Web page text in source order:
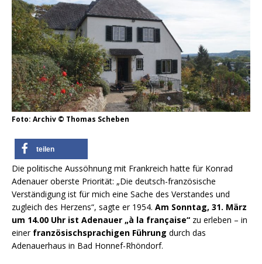
Foto: Archiv © Thomas Scheben
teilen
Die politische Aussöhnung mit Frankreich hatte für Konrad
Adenauer oberste Priorität: „Die deutsch-französische
Verständigung ist für mich eine Sache des Verstandes und
zugleich des Herzens“, sagte er 1954. Am Sonntag, 31. März
um 14.00 Uhr ist Adenauer „à la française“ zu erleben – in
einerfranzösischsprachigen Führung durch das
Adenauerhaus in Bad Honnef-Rhöndorf.